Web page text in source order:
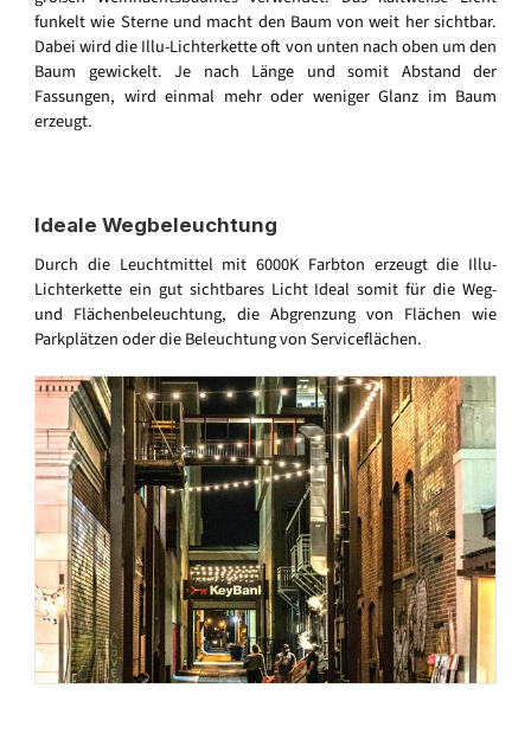
funkelt wie Sterne und macht den Baum von weit her sichtbar.
Dabei wird die Illu-Lichterkette oft von unten nach oben um den
Baum gewickelt. Je nach Länge und somit Abstand der
Fassungen, wird einmal mehr oder weniger Glanz im Baum
erzeugt.
Ideale Wegbeleuchtung
Durch die Leuchtmittel mit 6000K Farbton erzeugt die Illu-
Lichterkette ein gut sichtbares Licht Ideal somit für die Weg-
und Flächenbeleuchtung, die Abgrenzung von Flächen wie
Parkplätzen oder die Beleuchtung von Serviceflächen.